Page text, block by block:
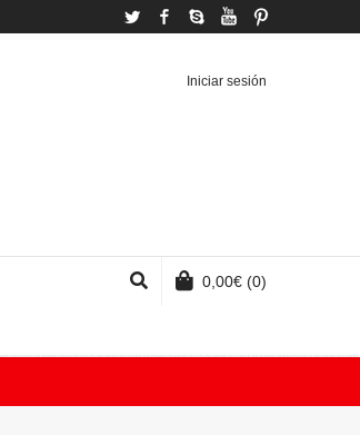
Twitter Facebook
Skype YouTube
Iniciar sesión
0,00€ (0)